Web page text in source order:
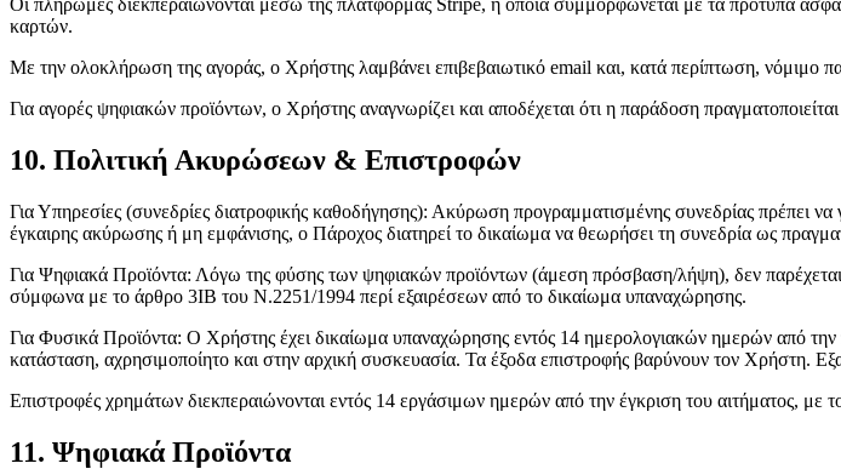
Οι πληρωμές διεκπεραιώνονται μέσω της πλατφόρμας Stripe, η οποία συμμορφώνεται με τα πρότυπα
καρτών.
Με την ολοκλήρωση της αγοράς, ο Χρήστης λαμβάνει επιβεβαιωτικό email και, κατά περίπτωση, νόμιμο
Για αγορές ψηφιακών προϊόντων, ο Χρήστης αναγνωρίζει και αποδέχεται ότι η παράδοση
10. Πολιτική Ακυρώσεων & Επιστροφών
Για Υπηρεσίες (συνεδρίες διατροφικής καθοδήγησης): Ακύρωση προγραμματισμένης συνεδρίας πρέπει
έγκαιρης ακύρωσης ή μη εμφάνισης, ο Πάροχος διατηρεί το δικαίωμα να θεωρήσει τη συνεδρία ως
Για Ψηφιακά Προϊόντα: Λόγω της φύσης των ψηφιακών προϊόντων (άμεση πρόσβαση/λήψη), δεν
σύμφωνα με το άρθρο 3ΙΒ του Ν.2251/1994 περί εξαιρέσεων από το δικαίωμα υπαναχώρησης.
Για Φυσικά Προϊόντα: Ο Χρήστης έχει δικαίωμα υπαναχώρησης εντός 14 ημερολογιακών ημερών από
κατάσταση, αχρησιμοποίητο και στην αρχική συσκευασία. Τα έξοδα επιστροφής βαρύνουν τον Χρήστη.
Επιστροφές χρημάτων διεκπεραιώνονται εντός 14 εργάσιμων ημερών από την έγκριση του αιτήματος, με
11. Ψηφιακά Προϊόντα